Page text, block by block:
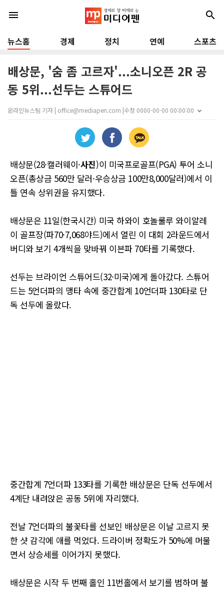
menu search
뉴스홈 경제 정치 연예 스포츠
배상문, '숨 좀 고르자'...소니오픈 2R 공
동 5위...선두는 스튜어드
온라인뉴스팀 기자 | office@mediapen.com |수정 0000-00-00 00:00:00
배상문(28·캘러웨이·사진)이 미국프로골프(PGA) 투어 소니
오픈(총상금 560만 달러·우승상금 100만8,000달러)에서 이
틀 연속 상위권을 유지했다.
배상문은 11일(한국시간) 미국 하와이 호놀룰루 와이알레
이 골프장(파70·7,068야드)에서 열린 이 대회 2라운드에서
버디와 보기 4개씩을 맞바꿔 이븐파 70타를 기록했다.
선두는 브라이언 스튜어드(32·미국)에게 돌아갔다. 스튜어
드는 5언더파의 맹타 속에 중간합계 10언더파 130타로 단
독 선두에 올랐다.
중간합계 7언더파 133타를 기록한 배상문은 단독 선두에서
4계단 내려앉은 공동 5위에 자리했다.
전날 7언더파의 불꽃타를 선보인 배상문은 이날 고르지 못
한 샷 감각에 애를 먹었다. 드라이버 정확도가 50%에 머물
면서 상승세를 이어가지 못했다.
배상문은 시작 두 번째 홀인 11번홀에서 보기를 범하며 불